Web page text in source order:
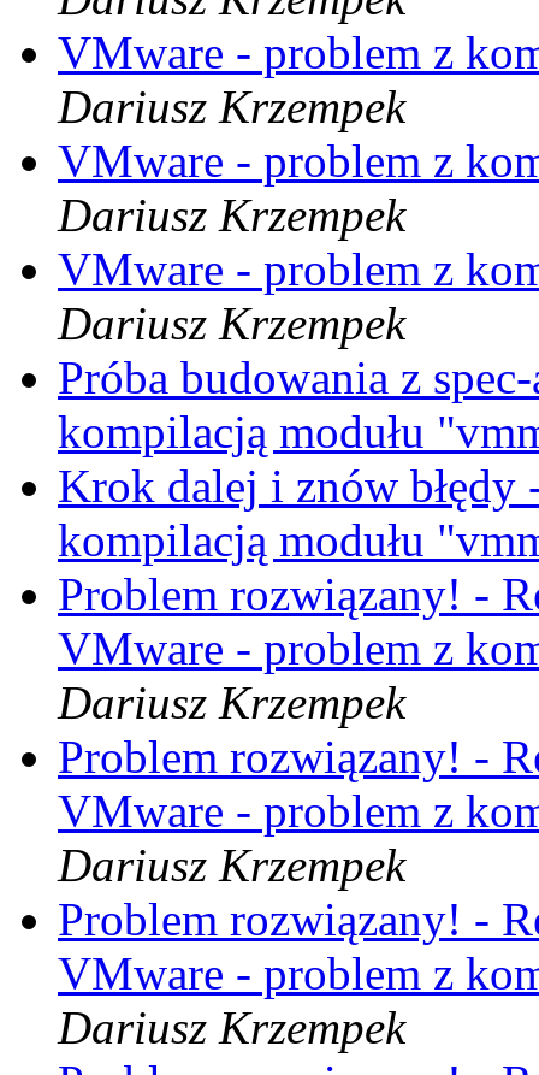
VMware - problem z
Dariusz Krzempek
VMware - problem z
Dariusz Krzempek
VMware - problem z
Dariusz Krzempek
Próba budowania z
kompilacją modułu
Krok dalej i znów
kompilacją modułu
Problem rozwiązany! -
VMware - problem z
Dariusz Krzempek
Problem rozwiązany! -
VMware - problem z
Dariusz Krzempek
Problem rozwiązany! -
VMware - problem z
Dariusz Krzempek